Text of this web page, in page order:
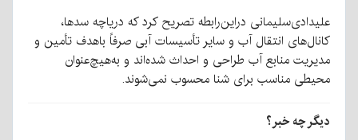
علیدادی‌سلیمانی دراین‌رابطه تصریح کرد که دریاچه سدها،
کانال‌های انتقال آب و سایر تأسیسات آبی صرفاً باهدف تأمین و
مدیریت منابع آب طراحی و احداث شده‌اند و به‌هیچ‌عنوان
محیطی مناسب برای شنا محسوب نمی‌شوند.
دیگر چه خبر؟